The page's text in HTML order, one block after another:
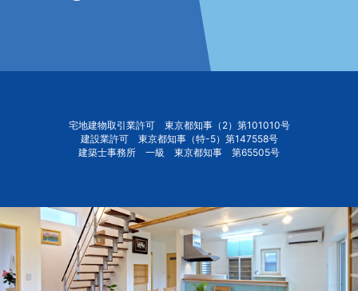
宅地建物取引業許可 東京都知事（2）第101010号
建設業許可 東京都知事（特-5）第147558号
建築士事務所 一級 東京都知事 第65505号